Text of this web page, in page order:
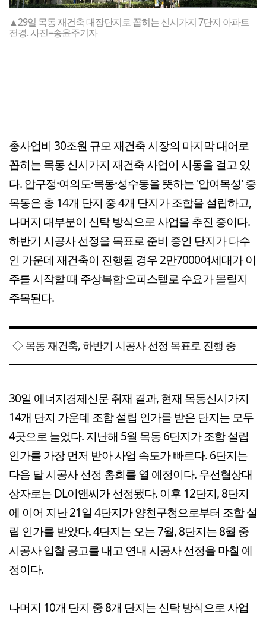
▲29일 목동 재건축 대장단지로 꼽히는 신시가지 7단지 아파트
전경. 사진=송윤주기자
총사업비 30조원 규모 재건축 시장의 마지막 대어로
꼽히는 목동 신시가지 재건축 사업이 시동을 걸고 있
다. 압구정·여의도·목동·성수동을 뜻하는 '압여목성' 중
목동은 총 14개 단지 중 4개 단지가 조합을 설립하고,
나머지 대부분이 신탁 방식으로 사업을 추진 중이다.
하반기 시공사 선정을 목표로 준비 중인 단지가 다수
인 가운데 재건축이 진행될 경우 2만7000여세대가 이
주를 시작할 때 주상복합·오피스텔로 수요가 몰릴지
주목된다.
◇ 목동 재건축, 하반기 시공사 선정 목표로 진행 중
30일 에너지경제신문 취재 결과, 현재 목동신시가지
14개 단지 가운데 조합 설립 인가를 받은 단지는 모두
4곳으로 늘었다. 지난해 5월 목동 6단지가 조합 설립
인가를 가장 먼저 받아 사업 속도가 빠르다. 6단지는
다음 달 시공사 선정 총회를 열 예정이다. 우선협상대
상자로는 DL이앤씨가 선정됐다. 이후 12단지, 8단지
에 이어 지난 21일 4단지가 양천구청으로부터 조합 설
립 인가를 받았다. 4단지는 오는 7월, 8단지는 8월 중
시공사 입찰 공고를 내고 연내 시공사 선정을 마칠 예
정이다.
나머지 10개 단지 중 8개 단지는 신탁 방식으로 사업